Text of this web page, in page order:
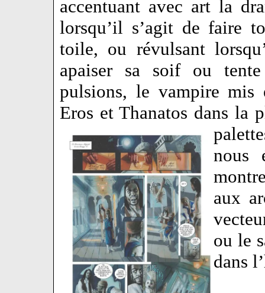
accentuant avec art la
lorsqu’il s’agit de faire
toile, ou révulsant
apaiser sa soif ou
pulsions, le vampire mis
Eros et Thanatos dans
nous
aux
ou le
dans